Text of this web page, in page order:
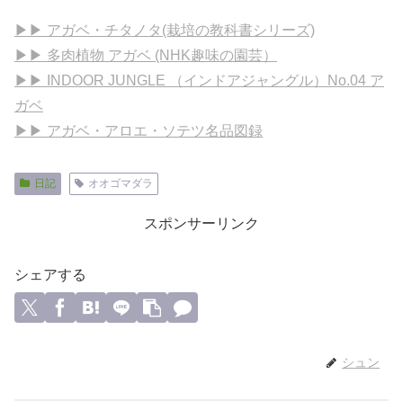
▶▶ アガベ・チタノタ(栽培の教科書シリーズ)
▶▶ 多肉植物 アガベ (NHK趣味の園芸）
▶▶ INDOOR JUNGLE （インドアジャングル）No.04 ア
ガベ
▶▶ アガベ・アロエ・ソテツ名品図録
日記 オオゴマダラ
スポンサーリンク
シェアする
シュン